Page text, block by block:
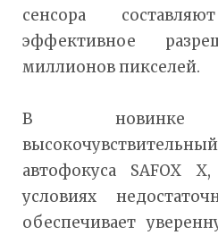
сенсора
эффективное
миллионов пикселей.
В новинке
автофокуса SAFOX
условиях
обеспечивает